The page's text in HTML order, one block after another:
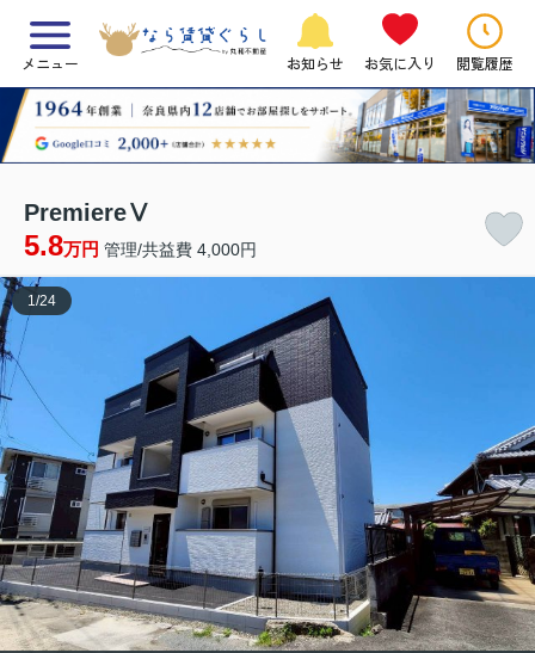
メニュー お知らせ お気に入り 閲覧履歴
PremiereⅤ
5.8万円 管理/共益費 4,000円
1/24